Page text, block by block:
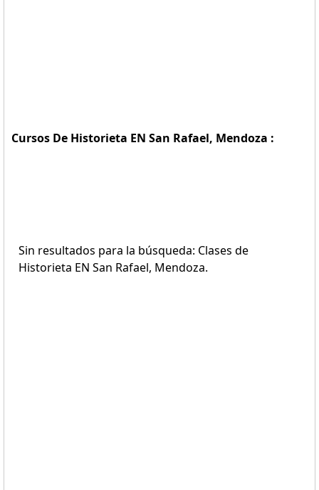
Cursos De Historieta EN San Rafael, Mendoza :
Sin resultados para la búsqueda: Clases de
Historieta EN San Rafael, Mendoza.